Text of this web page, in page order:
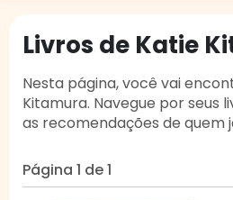
Livros de Katie
Nesta página, você vai
Kitamura. Navegue por seus
as recomendações de quem
Página 1 de 1